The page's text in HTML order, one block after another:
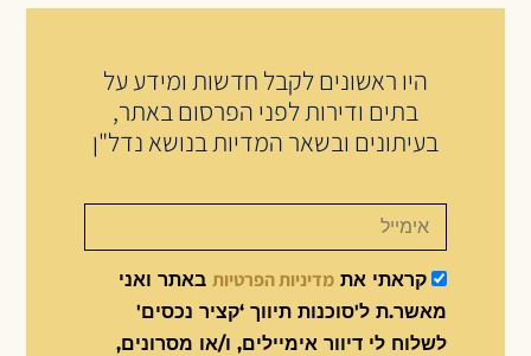
היו ראשונים לקבל חדשות ומידע על
בתים ודירות לפני הפרסום באתר,
בעיתונים ובשאר המדיות בנושא נדל"ן
קראתי את מדיניות הפרטיות באתר ואני
מאשר.ת ל'סוכנות תיווך ‘קציר נכסים'
לשלוח לי דיוור אימיילים, ו/או מסרונים,